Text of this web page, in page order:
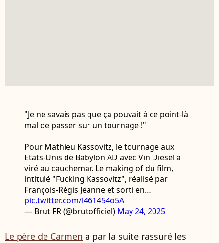
"Je ne savais pas que ça pouvait à ce point-là
mal de passer sur un tournage !"
Pour Mathieu Kassovitz, le tournage aux
Etats-Unis de Babylon AD avec Vin Diesel a
viré au cauchemar. Le making of du film,
intitulé "Fucking Kassovitz", réalisé par
François-Régis Jeanne et sorti en…
pic.twitter.com/l461454o5A
— Brut FR (@brutofficiel) May 24, 2025
Le père de Carmen a par la suite rassuré les